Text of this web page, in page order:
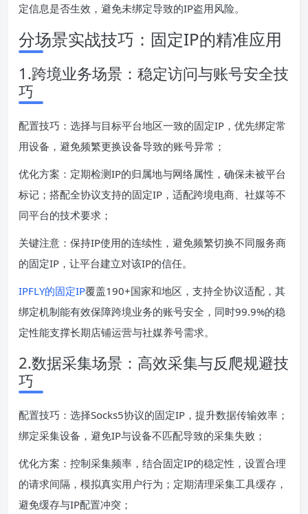
定信息是否生效，避免未绑定导致的IP盗用风险。
分场景实战技巧：固定IP的精准应用
1.跨境业务场景：稳定访问与账号安全技
巧
配置技巧：选择与目标平台地区一致的固定IP，优先绑定常
用设备，避免频繁更换设备导致的账号异常；
优化方案：定期检测IP的归属地与网络属性，确保未被平台
标记；搭配全协议支持的固定IP，适配跨境电商、社媒等不
同平台的技术要求；
关键注意：保持IP使用的连续性，避免频繁切换不同服务商
的固定IP，让平台建立对该IP的信任。
IPFLY的固定IP覆盖190+国家和地区，支持全协议适配，其
绑定机制能有效保障跨境业务的账号安全，同时99.9%的稳
定性能支撑长期店铺运营与社媒养号需求。
2.数据采集场景：高效采集与反爬规避技
巧
配置技巧：选择Socks5协议的固定IP，提升数据传输效率；
绑定采集设备，避免IP与设备不匹配导致的采集失败；
优化方案：控制采集频率，结合固定IP的稳定性，设置合理
的请求间隔，模拟真实用户行为；定期清理采集工具缓存，
避免缓存与IP配置冲突；